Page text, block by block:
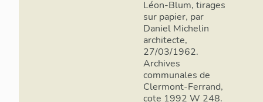
Léon-Blum, tirages
sur papier, par
Daniel Michelin
architecte,
27/03/1962.
Archives
communales de
Clermont-Ferrand,
cote 1992 W 248.